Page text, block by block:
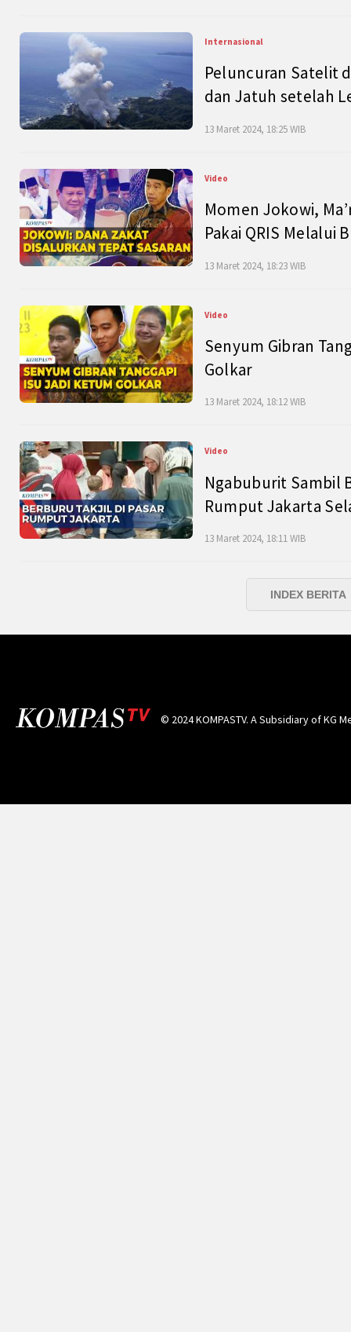
Internasional
Peluncuran Satelit
dan Jatuh setelah
13 Maret 2024, 18:25 WIB
Video
Momen Jokowi,
Pakai QRIS Melalui
13 Maret 2024, 18:23 WIB
Video
Senyum Gibran
Golkar
13 Maret 2024, 18:12 WIB
Video
Ngabuburit Sambil
Rumput Jakarta
13 Maret 2024, 18:11 WIB
INDEX BERITA
© 2024 KOMPASTV. A Subsidiary ofKG